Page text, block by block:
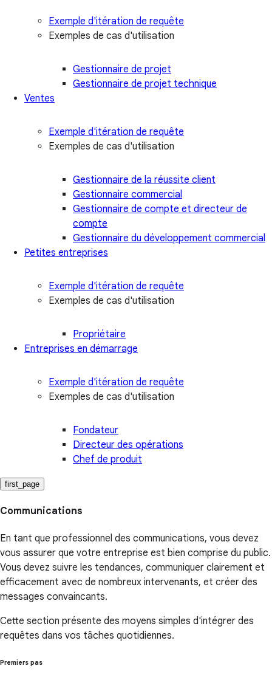
Exemple d'itération de requête
Exemples de cas d'utilisation
Gestionnaire de projet
Gestionnaire de projet technique
Ventes
Exemple d'itération de requête
Exemples de cas d'utilisation
Gestionnaire de la réussite client
Gestionnaire commercial
Gestionnaire de compte et directeur de
compte
Gestionnaire du développement commercial
Petites entreprises
Exemple d'itération de requête
Exemples de cas d'utilisation
Propriétaire
Entreprises en démarrage
Exemple d'itération de requête
Exemples de cas d'utilisation
Fondateur
Directeur des opérations
Chef de produit
first_page
Communications
En tant que professionnel des communications, vous devez
vous assurer que votre entreprise est bien comprise du public.
Vous devez suivre les tendances, communiquer clairement et
efficacement avec de nombreux intervenants, et créer des
messages convaincants.
Cette section présente des moyens simples d'intégrer des
requêtes dans vos tâches quotidiennes.
Premiers pas